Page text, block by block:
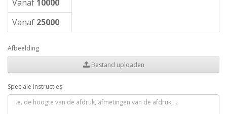
Vanaf 10000
Vanaf 25000
Afbeelding
Bestand uploaden
Speciale instructies